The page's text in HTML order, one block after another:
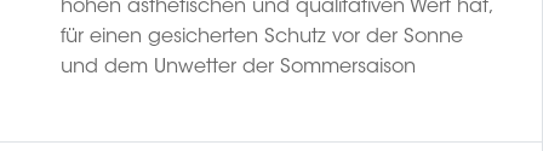
hohen ästhetischen und qualitativen Wert hat,
für einen gesicherten Schutz vor der Sonne
und dem Unwetter der Sommersaison